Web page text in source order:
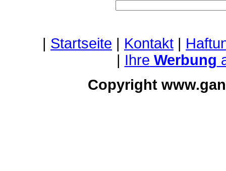
| Startseite | Kontakt |
| Ihre Werbung
Copyright